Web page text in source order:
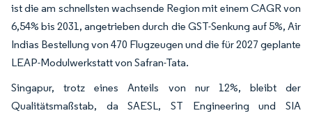
ist die am schnellsten wachsende Region mit einem CAGR von
6,54% bis 2031, angetrieben durch die GST-Senkung auf 5%, Air
Indias Bestellung von 470 Flugzeugen und die für 2027 geplante
LEAP-Modulwerkstatt von Safran-Tata.
Singapur, trotz eines Anteils von nur 12%, bleibt der
Qualitätsmaßstab, da SAESL, ST Engineering und SIA